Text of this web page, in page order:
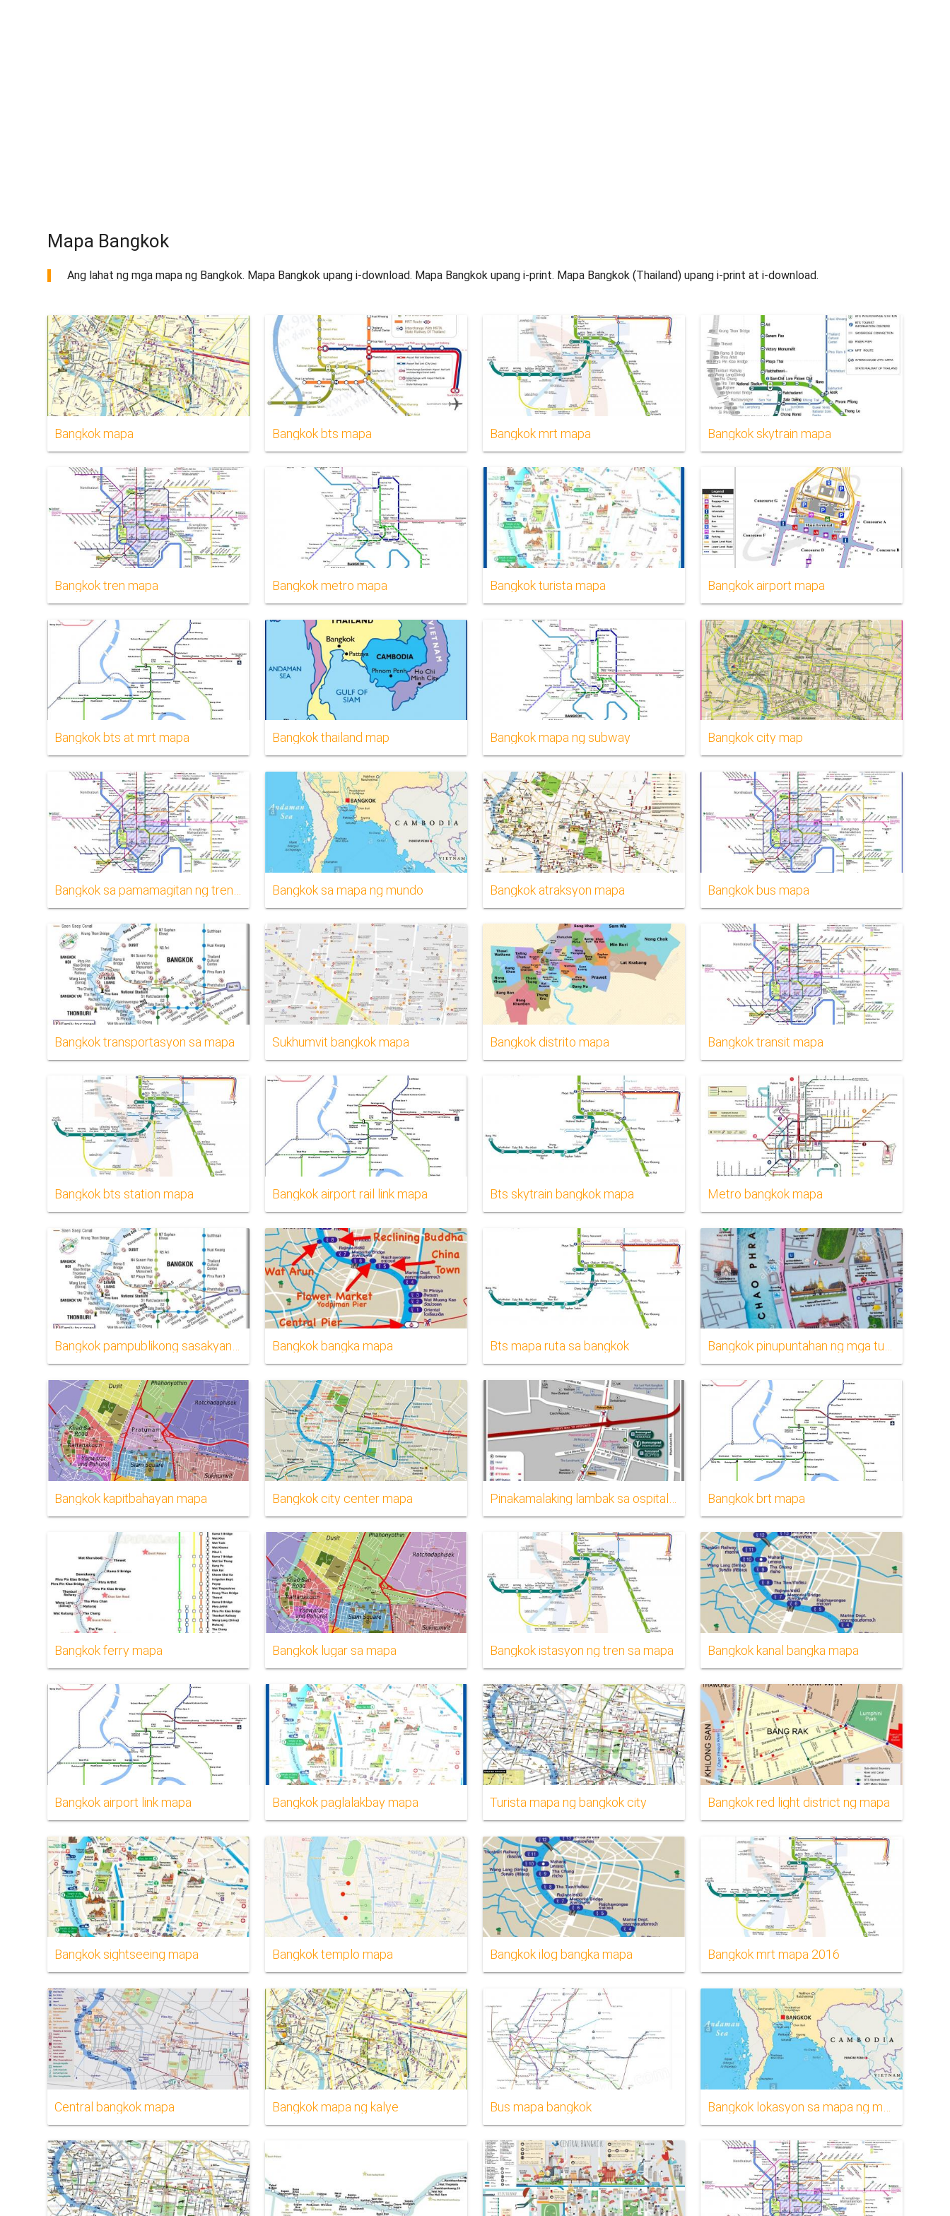
Mapa Bangkok
Ang lahat ng mga mapa ng Bangkok. Mapa Bangkok upang i-download. Mapa Bangkok upang i-print. Mapa Bangkok (Thailand) upang i-print at i-download.
Bangkok mapa Bangkok bts mapa Bangkok mrt mapa Bangkok skytrain mapa
Bangkok tren mapa Bangkok metro mapa Bangkok turista mapa Bangkok airport mapa
Bangkok bts at mrt mapa Bangkok thailand map Bangkok mapa ng subway Bangkok city map
Bangkok sa mapa ng mundo Bangkok atraksyon mapa Bangkok bus mapa
Bangkok transportasyon sa mapa Sukhumvit bangkok mapa Bangkok distrito mapa Bangkok transit mapa
Bangkok bts station mapa Bangkok airport rail link mapa Bts skytrain bangkok mapa Metro bangkok mapa
Bangkok pampublikong sasakyan mapa Bangkok bangka mapa Bts mapa ruta sa bangkok Bangkok pinupuntahan ng mga turista mapa
Bangkok kapitbahayan mapa Bangkok city center mapa Bangkok brt mapa
Bangkok ferry mapa Bangkok lugar sa mapa Bangkok istasyon ng tren sa mapa Bangkok kanal bangka mapa
Bangkok airport link mapa Bangkok paglalakbay mapa Turista mapa ng bangkok city Bangkok red light district ng mapa
Bangkok sightseeing mapa Bangkok templo mapa Bangkok ilog bangka mapa Bangkok mrt mapa 2016
Central bangkok mapa Bangkok mapa ng kalye Bus mapa bangkok